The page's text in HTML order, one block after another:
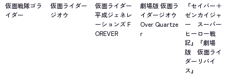
仮面戦隊ゴラ
イダー
仮面ライダー
ジオウ
仮面ライダー
平成ジェネレ
ーションズ F
OREVER
劇場版 仮面ラ
イダージオウ
Over Quartze
r
『セイバー＋
ゼンカイジャ
ー スーパー
ヒーロー戦
記』『劇場
版 仮面ライ
ダーリバイ
ス』